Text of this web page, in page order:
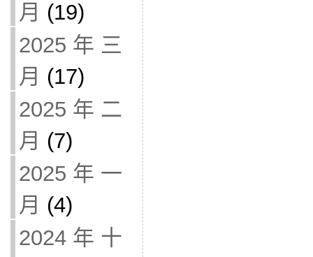
月 (19)
2025 年 三
月 (17)
2025 年 二
月 (7)
2025 年 一
月 (4)
2024 年 十